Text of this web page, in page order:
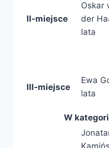
II-miejsce
Oskar
der
lata
III-miejsce
Ewa
lata
W